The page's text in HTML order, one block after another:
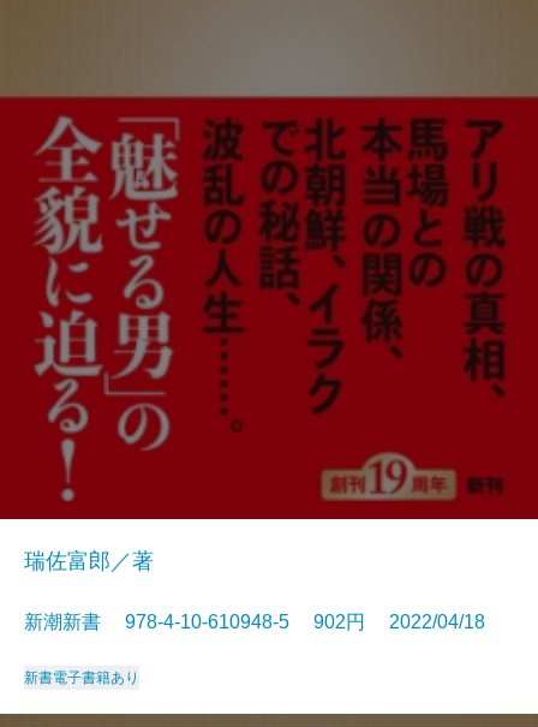
瑞佐富郎／著
新潮新書 978-4-10-610948-5 902円 2022/04/18
新書電子書籍あり